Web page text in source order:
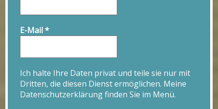
E-Mail*
Ich halte Ihre Daten privat und teile sie nur mit
Dritten, die diesen Dienst ermöglichen. Meine
Datenschutzerklärung finden Sie im Menü.